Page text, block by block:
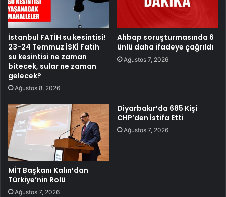
İstanbul FATİH su kesintisi!
23-24 Temmuz İSKİ Fatih
su kesintisi ne zaman
bitecek, sular ne zaman
gelecek?
Ağustos 8, 2026
Ahbap soruşturmasında 6
ünlü daha ifadeye çağrıldı
Ağustos 7, 2026
MİT Başkanı Kalın’dan
Türkiye’nin Rolü
Ağustos 7, 2026
Diyarbakır’da 685 Kişi
CHP’den İstifa Etti
Ağustos 7, 2026